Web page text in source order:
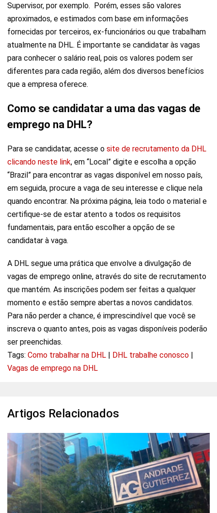
Supervisor, por exemplo. Porém, esses são valores
aproximados, e estimados com base em informações
fornecidas por terceiros, ex-funcionários ou que trabalham
atualmente na DHL. É importante se candidatar às vagas
para conhecer o salário real, pois os valores podem ser
diferentes para cada região, além dos diversos benefícios
que a empresa oferece.
Como se candidatar a uma das vagas de
emprego na DHL?
Para se candidatar, acesse o site de recrutamento da DHL
clicando neste link, em “Local” digite e escolha a opção
“Brazil” para encontrar as vagas disponível em nosso país,
em seguida, procure a vaga de seu interesse e clique nela
quando encontrar. Na próxima página, leia todo o material e
certifique-se de estar atento a todos os requisitos
fundamentais, para então escolher a opção de se
candidatar à vaga.
A DHL segue uma prática que envolve a divulgação de
vagas de emprego online, através do site de recrutamento
que mantém. As inscrições podem ser feitas a qualquer
momento e estão sempre abertas a novos candidatos.
Para não perder a chance, é imprescindível que você se
inscreva o quanto antes, pois as vagas disponíveis poderão
ser preenchidas.
Tags: Como trabalhar na DHL DHL trabalhe conosco
Vagas de emprego na DHL
Artigos Relacionados